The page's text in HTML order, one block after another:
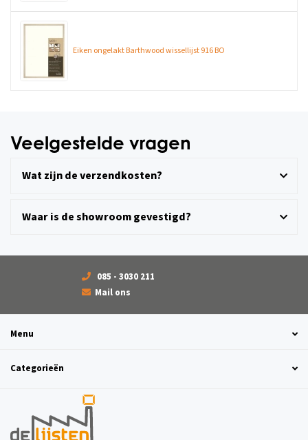
Eiken ongelakt Barthwood wissellijst 916 BO
Veelgestelde vragen
Wat zijn de verzendkosten?
Waar is de showroom gevestigd?
085 - 3030 211
Mail ons
Menu
Categorieën